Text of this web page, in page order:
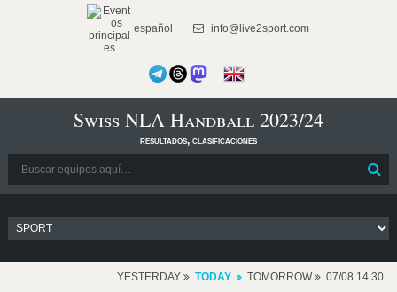
español info@live2sport.com
Swiss NLA Handball 2023/24
resultados, clasificaciones
YESTERDAY TODAY TOMORROW 07/08 14:30